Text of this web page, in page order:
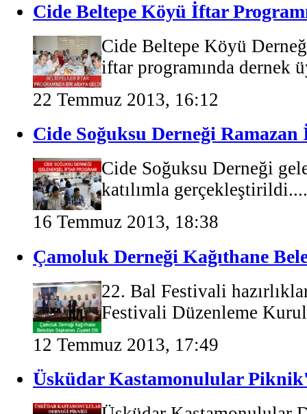
Cide Beltepe Köyü İftar
Cide Beltepe Köyü
iftar programında dernek
22 Temmuz 2013, 16:12
Cide Soğuksu Derneği Ramazan
Cide Soğuksu Derneği
katılımla gerçekleştirildi....
16 Temmuz 2013, 18:38
Çamoluk Derneği Kağıthane
22. Bal Festivali
Festivali Düzenleme
12 Temmuz 2013, 17:49
Üsküdar Kastamonulular